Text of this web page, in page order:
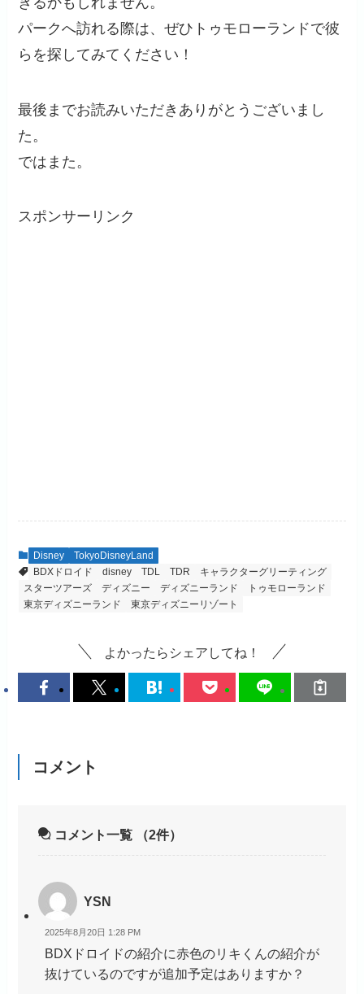
パークへ訪れる際は、ぜひトゥモローランドで彼
らを探してみてください！
最後までお読みいただきありがとうございまし
た。
ではまた。
スポンサーリンク
Disney
TokyoDisneyLand
BDXドロイド
disney TDL TDR
キャラクターグリーティング
スターツアーズ
ディズニー ディズニーランド
トゥモローランド
東京ディズニーランド
東京ディズニーリゾート
よかったらシェアしてね！
コメント
コメント一覧 （2件）
YSN
2025年8月20日 1:28 PM
BDXドロイドの紹介に赤色のリキくんの紹介が
抜けているのですが追加予定はありますか？